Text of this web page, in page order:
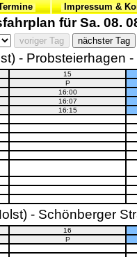
Impressum &
für Sa. 08.
- Probsteierhagen -
15
P
16:00
16:07
16:15
- Schönberger
16
P